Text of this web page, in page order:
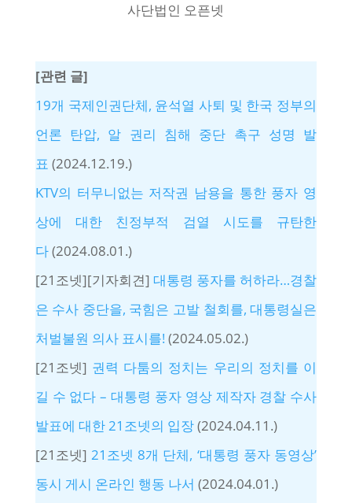
사단법인 오픈넷
[관련 글]
19개 국제인권단체, 윤석열 사퇴 및 한국 정부의
언론 탄압, 알 권리 침해 중단 촉구 성명 발
표 (2024.12.19.)
KTV의 터무니없는 저작권 남용을 통한 풍자 영
상에 대한 친정부적 검열 시도를 규탄한
다(2024.08.01.)
[21조넷][기자회견] 대통령 풍자를 허하라…경찰
은 수사 중단을, 국힘은 고발 철회를, 대통령실은
처벌불원 의사 표시를!(2024.05.02.)
[21조넷] 권력 다툼의 정치는 우리의 정치를 이
길 수 없다 – 대통령 풍자 영상 제작자 경찰 수사
발표에 대한 21조넷의 입장(2024.04.11.)
[21조넷]21조넷 8개 단체, ‘대통령 풍자 동영상’
동시 게시 온라인 행동 나서 (2024.04.01.)